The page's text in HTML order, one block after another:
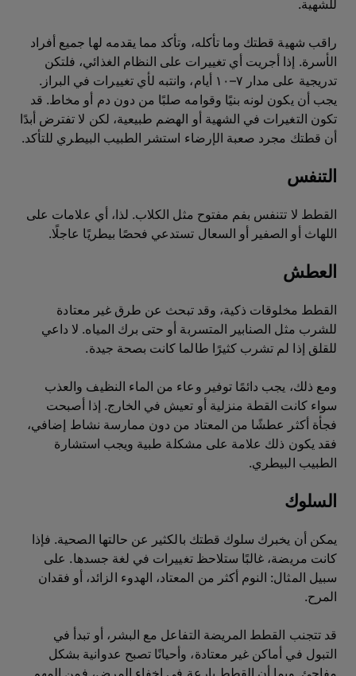
للشهية.
راقب شهية قطتك وما تأكله، وتأكد مما يقدمه لها جميع أفراد
الأسرة. إذا أجريت أي تغييرات على النظام الغذائي، فلتكن
تدريجية على مدار ٧–١٠ أيام، وانتبه لأي تغييرات في البراز.
يجب أن يكون لونه بنيًا وقوامه صلبًا من دون دم أو مخاط. قد
تكون التغيرات في الشهية أو الهضم طبيعية، لكن لا تفترض أبدًا
أن قطتك مجرد صعبة الإرضاء استشر الطبيب البيطري للتأكد.
التنفس
القطط لا تتنفس بفم مفتوح مثل الكلاب. لذا، أي علامات على
اللهاث أو الصفير أو السعال تستدعي فحصًا بيطريًا عاجلًا.
العطش
القطط مخلوقات ذكية، وقد تبحث عن طرق غير معتادة
للشرب مثل الصنابير المتسربة أو حتى برك المياه. لا داعي
للقلق إذا لم تشرب كثيرًا طالما كانت بصحة جيدة.
ومع ذلك، يجب دائمًا توفير وعاء من الماء النظيف والعذب
سواء كانت القطة منزلية أو تعيش في الخارج. إذا أصبحت
فجأة أكثر عطشًا من المعتاد من دون ممارسة نشاط إضافي،
فقد يكون ذلك علامة على مشكلة طبية ويجب استشارة
الطبيب البيطري.
السلوك
يمكن أن يخبرك سلوك قطتك بالكثير عن حالتها الصحية. فإذا
كانت مريضة، غالبًا ستلاحظ تغييرات في لغة جسدها. على
سبيل المثال: النوم أكثر من المعتاد، الهدوء الزائد، أو فقدان
المرح.
قد تتجنب القطط المريضة التفاعل مع البشر، أو تبدأ في
التبول في أماكن غير معتادة، وأحيانًا تصبح عدوانية بشكل
مفاجئ. وبما أن القطط بارعة في إخفاء المرض، فمن المهم